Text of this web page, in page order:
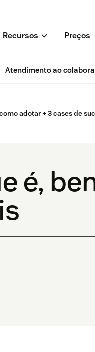
Recursos Preços
Atendimento ao
adotar + 3 cases de
é,